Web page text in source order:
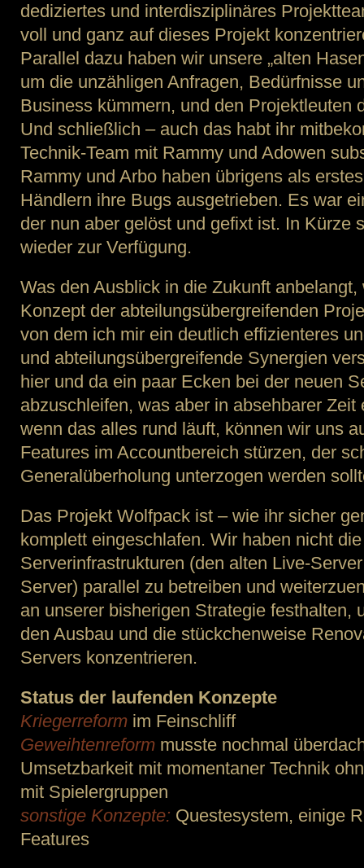
dediziertes und interdisziplinäres
voll und ganz auf dieses Projekt
Parallel dazu haben wir unsere „alten
um die unzähligen Anfragen, Bedürfnisse
Business kümmern, und den Projektleuten
Und schließlich – auch das habt ihr
Technik-Team mit Rammy und Adowen
Rammy und Arbo haben übrigens als
Händlern ihre Bugs ausgetrieben. Es war
der nun aber gelöst und gefixt ist. In Kürze
wieder zur Verfügung.
Was den Ausblick in die Zukunft
Konzept der abteilungsübergreifenden
von dem ich mir ein deutlich effizienteres
und abteilungsübergreifende Synergien
hier und da ein paar Ecken bei der neuen
abzuschleifen, was aber in absehbarer
wenn das alles rund läuft, können wir uns
Features im Accountbereich stürzen, der
Generalüberholung unterzogen werden
Das Projekt Wolfpack ist – wie ihr sicher
komplett eingeschlafen. Wir haben nicht
Serverinfrastrukturen (den alten Live-
Server) parallel zu betreiben und
an unserer bisherigen Strategie festhalten,
den Ausbau und die stückchenweise
Servers konzentrieren.
Status der laufenden Konzepte
Kriegerreform im Feinschliff
Geweihtenreform musste nochmal
Umsetzbarkeit mit momentaner Technik
mit Spielergruppen
sonstige Konzepte: Questesystem, einige
Features